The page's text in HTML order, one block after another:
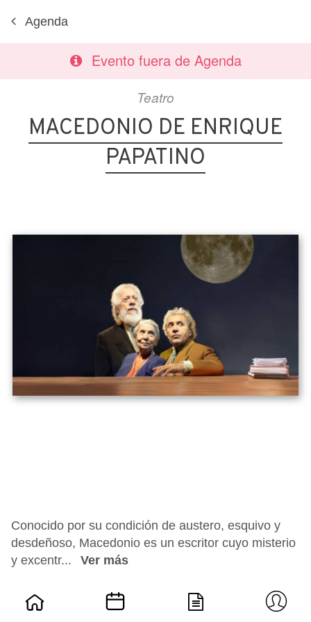
Agenda
Evento fuera de Agenda
Teatro
MACEDONIO DE ENRIQUE
PAPATINO
Conocido por su condición de austero, esquivo y
desdeñoso, Macedonio es un escritor cuyo misterio
y excentr...
Ver más